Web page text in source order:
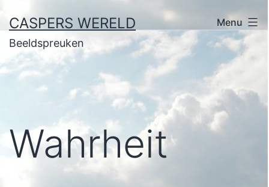
naar
de
inhoud
CASPERS WERELD
Beeldspreuken
Menu
Wahrheit